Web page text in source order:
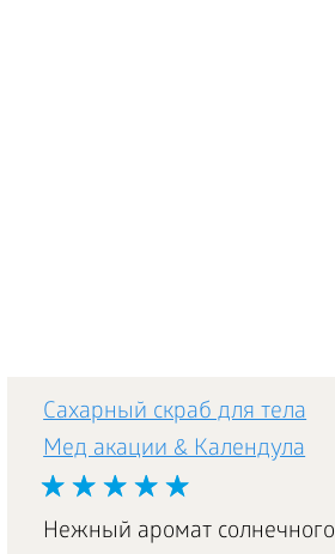
Сахарный скраб для тела
Мед акации & Календула
Нежный аромат солнечного